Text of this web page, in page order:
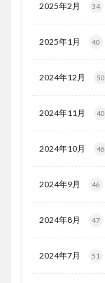
2025年2月 34
2025年1月 40
2024年12月 50
2024年11月 40
2024年10月 46
2024年9月 46
2024年8月 47
2024年7月 51